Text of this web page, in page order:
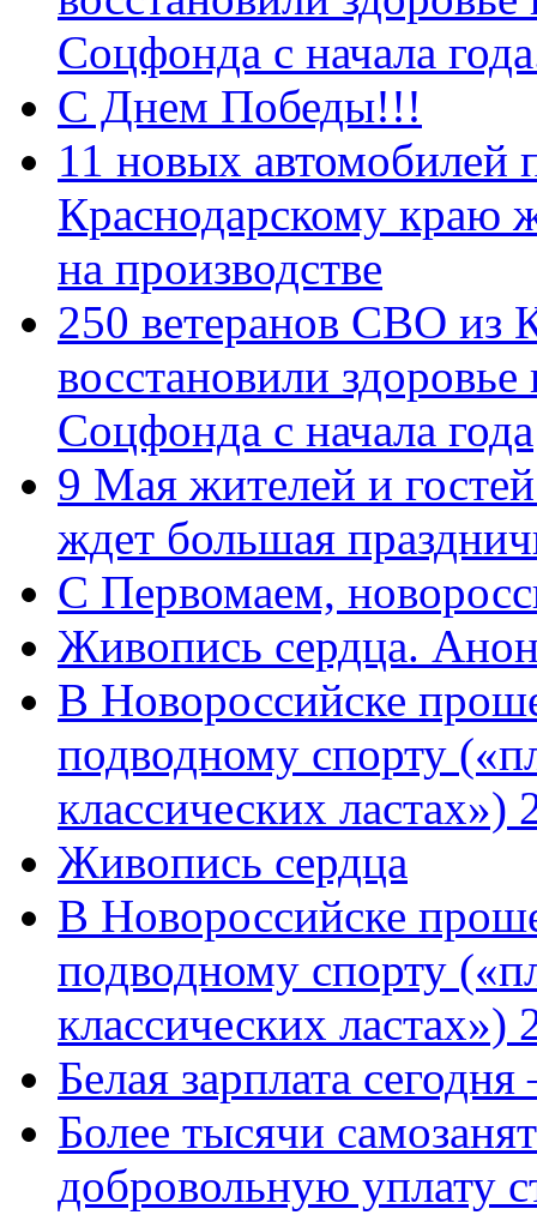
Соцфонда с начала
С Днем Победы!!!
11 новых автомобилей
Краснодарскому краю
на производстве
250 ветеранов СВО из
восстановили
Соцфонда с начала года
9 Мая жителей и
ждет большая
C Первомаем,
Живопись сердца.
В Новороссийске
подводному спорту
классических
Живопись сердца
В Новороссийске
подводному спорту
классических ластах»)
Белая зарплата
Более тысячи
добровольную уплату